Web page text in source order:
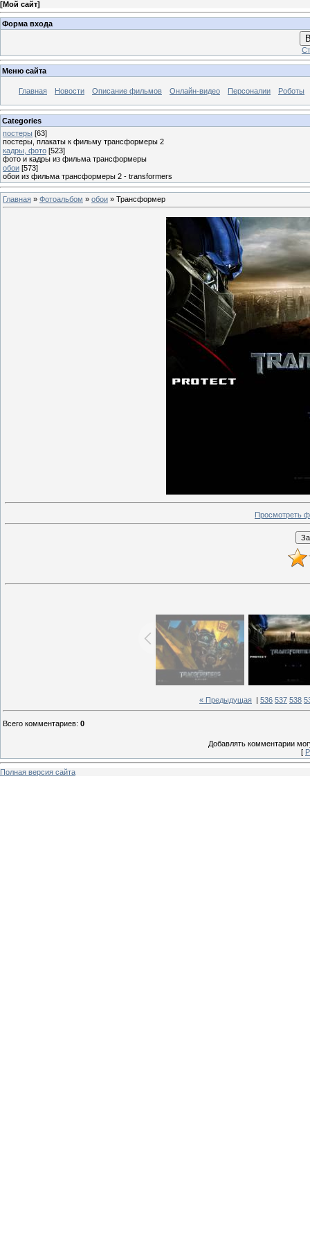
[Мой сайт]
Форма входа
Меню сайта
Главная Новости Описание фильмов Онлайн-видео Персоналии Роботы
Categories
постеры [63]
постеры, плакаты к фильму трансформеры 2
кадры, фото [523]
фото и кадры из фильма трансформеры
обои [573]
обои из фильма трансформеры 2 - transformers
Главная » Фотоальбом » обои » Трансформер
Просмотреть
« Предыдущая 536 537 538
Всего комментариев: 0
Добавлять комментарии
[
Полная версия сайта